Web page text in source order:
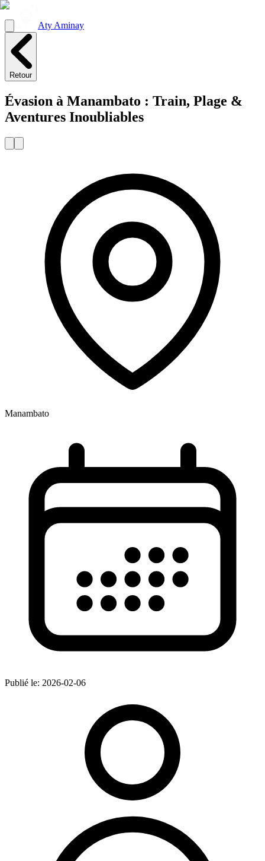
Aty Aminay
Retour
Évasion à Manambato : Train, Plage &
Aventures Inoubliables
Manambato
Publié le: 2026-02-06